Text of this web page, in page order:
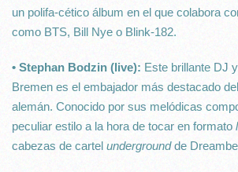
un polifa-cético álbum en el que colabora
como BTS, Bill Nye o Blink-182.
• Stephan Bodzin (live): Este brillante DJ
Bremen es el embajador más destacado
alemán. Conocido por sus melódicas
peculiar estilo a la hora de tocar en formato
cabezas de cartel undergroundde